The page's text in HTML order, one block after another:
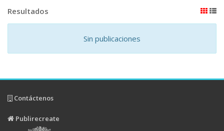
Resultados
Sin publicaciones
Contáctenos
Publirecreate